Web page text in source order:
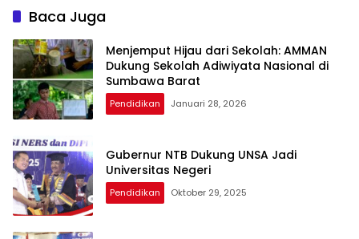
Baca Juga
Menjemput Hijau dari Sekolah: AMMAN
Dukung Sekolah Adiwiyata Nasional di
Sumbawa Barat
Pendidikan Januari 28, 2026
Gubernur NTB Dukung UNSA Jadi
Universitas Negeri
Pendidikan Oktober 29, 2025